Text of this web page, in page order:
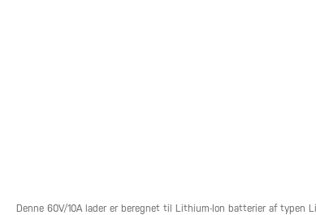
Denne 60V/10A lader er beregnet til Lithium-Ion batterier af typen